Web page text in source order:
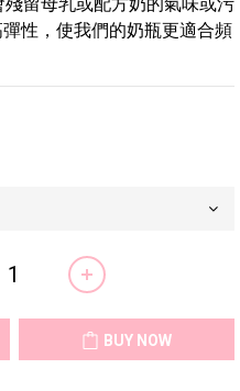
性，使我們的奶瓶更適合頻
BUY NOW